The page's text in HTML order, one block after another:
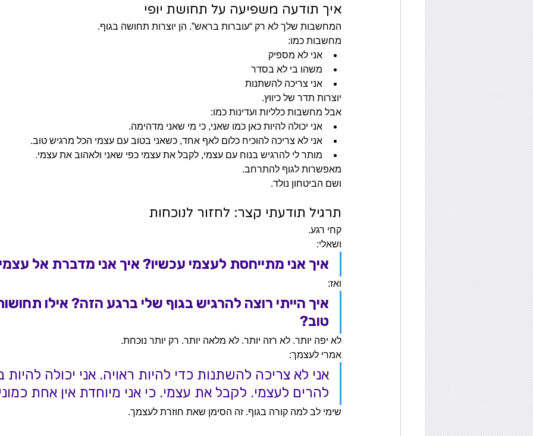
איך תודעה משפיעה על תחושת יופי
המחשבות שלך לא רק “עוברות בראש”. הן יוצרות תחושה בגוף.
מחשבות כמו:
אני לא מספיק
משהו בי לא בסדר
אני צריכה להשתנות
יוצרות תדר של כיווץ.
אבל מחשבות כלליות ועדינות כמו:
אני יכולה להיות כאן כמו שאני, כי מי שאני מדהימה.
אני לא צריכה להוכיח כלום לאף אחד, כשאני בטוב עם עצמי הכל מרגיש טוב.
מותר לי להרגיש בנוח עם עצמי, לקבל את עצמי כפי שאני ולאהוב את עצמי.
מאפשרות לגוף להתרחב.
ושם הביטחון נולד.
תרגיל תודעתי קצר: לחזור לנוכחות
קחי רגע.
ושאלי:
איך אני מתייחסת לעצמי עכשיו? איך אני מדברת אל
ואז:
איך הייתי רוצה להרגיש בגוף שלי ברגע הזה? אילו
טוב?
לא יפה יותר. לא רזה יותר. לא מלאה יותר. רק יותר נוכחת.
אמרי לעצמך:
אני לא צריכה להשתנות כדי להיות ראויה. אני יכולה
להרים לעצמי. לקבל את עצמי. כי אני מיוחדת אין אחת
שימי לב למה קורה בגוף. זה הסימן שאת חוזרת לעצמך.